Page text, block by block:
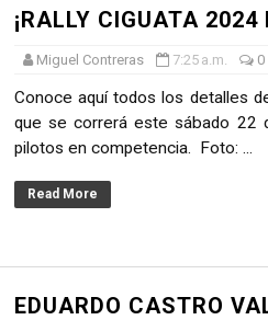
DEL RONEX 2025 SERÁ ESTE
PRIMER GOLPE Y SUEÑA
Y NUEVO RÉCORD
¡RALLY CIGUATA 2024
Miguel Contreras 7:25 a.m.
Conoce aquí todos los detalles
que se correrá este sábado 22
pilotos en competencia. Foto: ...
Read More
EDUARDO CASTRO